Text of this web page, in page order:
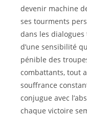
devenir machine
ses tourments
dans les
d’une sensibilité
pénible des
combattants, tout
souffrance
conjugue avec
chaque victoire